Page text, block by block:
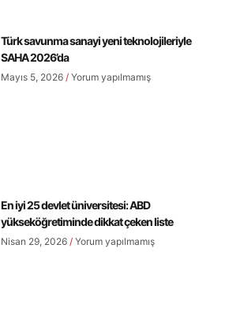
Türk savunma sanayi yeni teknolojileriyle
SAHA 2026’da
Mayıs 5, 2026 Yorum yapılmamış
En iyi 25 devlet üniversitesi: ABD
yükseköğretiminde dikkat çeken liste
Nisan 29, 2026 Yorum yapılmamış